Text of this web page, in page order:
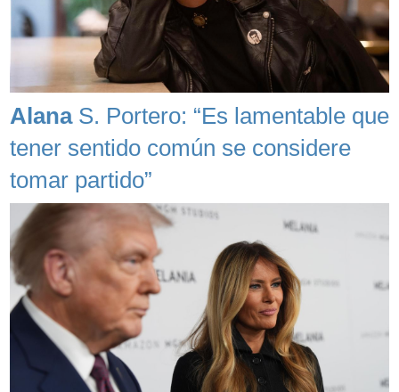
AlanaS. Portero: “Es lamentable que
tener sentido común se considere
tomar partido”